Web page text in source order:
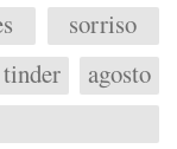
sorriso
tinder
agosto